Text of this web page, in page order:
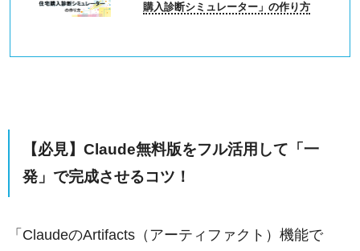
購入診断シミュレーター」の作り方
【必見】Claude無料版をフル活用して「一
発」で完成させるコツ！
「ClaudeのArtifacts（アーティファクト）機能で